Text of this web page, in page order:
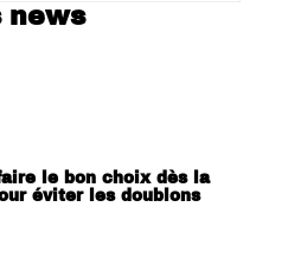
news
le bon choix dès la
éviter les doublons